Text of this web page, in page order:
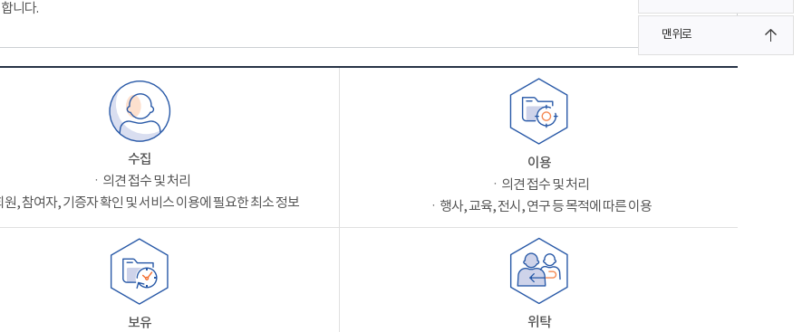
맨위로
니다.
수집
ㆍ의견 접수 및 처리
원, 참여자, 기증자 확인 및 서비스 이용에 필요한 최소 정보
이용
ㆍ의견 접수 및 처리
ㆍ행사, 교육, 전시, 연구 등 목적에 따른 이용
보유
위탁